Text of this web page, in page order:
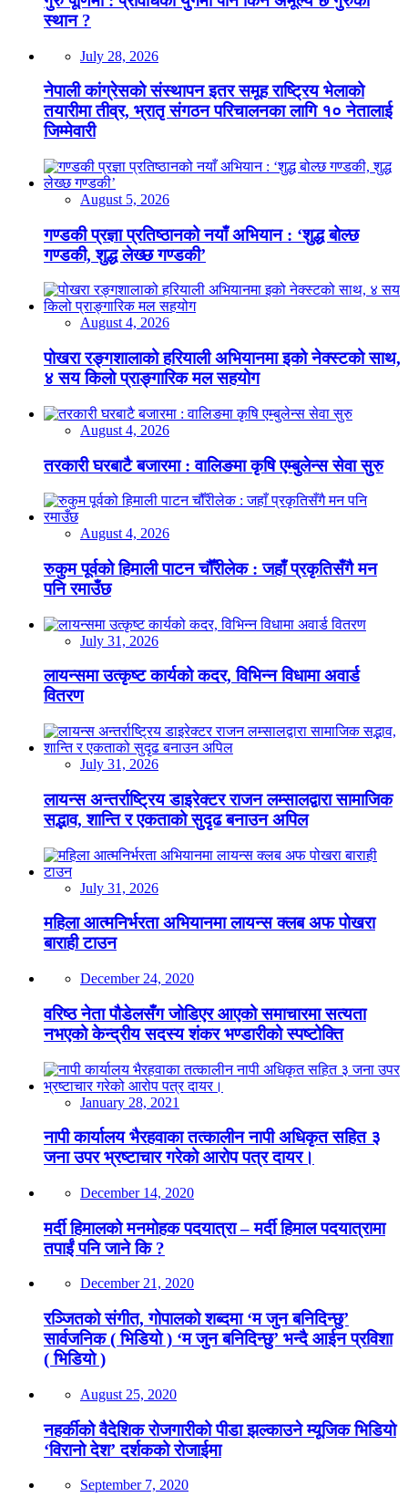
स्थान ?
July 28, 2026
नेपाली कांग्रेसको संस्थापन इतर समूह राष्ट्रिय भेलाको
तयारीमा तीव्र, भ्रातृ संगठन परिचालनका लागि १० नेतालाई
जिम्मेवारी
August 5, 2026
गण्डकी प्रज्ञा प्रतिष्ठानको नयाँ अभियान : ‘शुद्ध बोल्छ
गण्डकी, शुद्ध लेख्छ गण्डकी’
August 4, 2026
पोखरा रङ्गशालाको हरियाली अभियानमा इको नेक्स्टको साथ,
४ सय किलो प्राङ्गारिक मल सहयोग
August 4, 2026
तरकारी घरबाटै बजारमा : वालिङमा कृषि एम्बुलेन्स सेवा सुरु
August 4, 2026
रुकुम पूर्वको हिमाली पाटन चौँरीलेक : जहाँ प्रकृतिसँगै मन
पनि रमाउँछ
July 31, 2026
लायन्समा उत्कृष्ट कार्यको कदर, विभिन्न विधामा अवार्ड
वितरण
July 31, 2026
लायन्स अन्तर्राष्ट्रिय डाइरेक्टर राजन लम्सालद्वारा सामाजिक
सद्भाव, शान्ति र एकताको सुदृढ बनाउन अपिल
July 31, 2026
महिला आत्मनिर्भरता अभियानमा लायन्स क्लब अफ पोखरा
बाराही टाउन
December 24, 2020
वरिष्ठ नेता पौडेलसँग जोडिएर आएको समाचारमा सत्यता
नभएको केन्द्रीय सदस्य शंकर भण्डारीको स्पष्टोक्ति
January 28, 2021
नापी कार्यालय भैरहवाका तत्कालीन नापी अधिकृत सहित ३
जना उपर भ्रष्टाचार गरेको आरोप पत्र दायर।
December 14, 2020
मर्दी हिमालको मनमोहक पदयात्रा – मर्दी हिमाल पदयात्रामा
तपाईं पनि जाने कि ?
December 21, 2020
रञ्जितको संगीत, गोपालको शब्दमा ‘म जुन बनिदिन्छु’
सार्वजनिक ( भिडियो ) ‘म जुन बनिदिन्छु’ भन्दै आईन प्रविशा
( भिडियो )
August 25, 2020
नहर्कीको वैदेशिक रोजगारीको पीडा झल्काउने म्यूजिक भिडियो
‘विरानो देश’ दर्शकको रोजाईमा
September 7, 2020